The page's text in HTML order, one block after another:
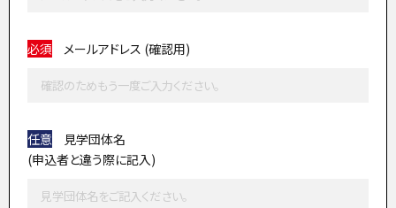
必須 メールアドレス (確認用)
任意
見学団体名
(申込者と違う際に記入)